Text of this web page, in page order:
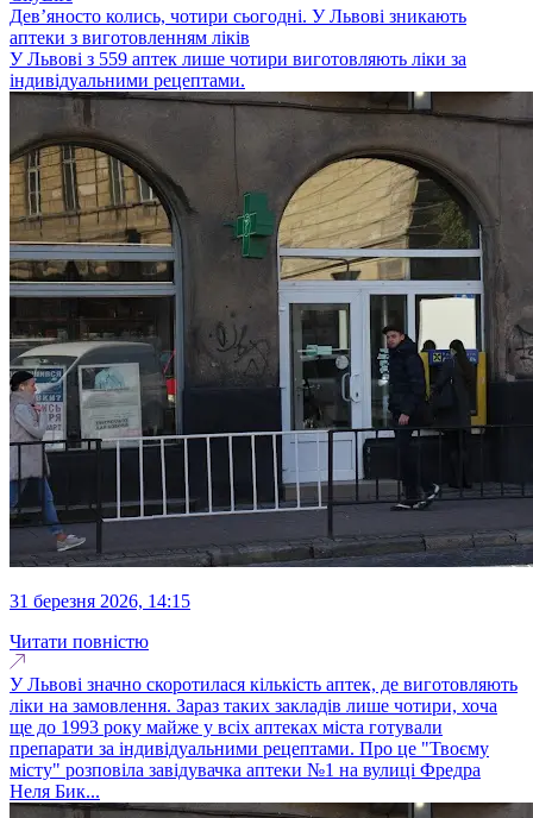
Дев’яносто колись, чотири сьогодні. У Львові зникають
аптеки з виготовленням ліків
У Львові з 559 аптек лише чотири виготовляють ліки за
індивідуальними рецептами.
31 березня 2026, 14:15
Читати повністю
У Львові значно скоротилася кількість аптек, де виготовляють
ліки на замовлення. Зараз таких закладів лише чотири, хоча
ще до 1993 року майже у всіх аптеках міста готували
препарати за індивідуальними рецептами. Про це "Твоєму
місту" розповіла завідувачка аптеки №1 на вулиці Фредра
Неля Бик...